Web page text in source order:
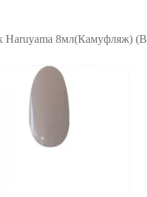
Haruyama 8мл(Камуфляж)